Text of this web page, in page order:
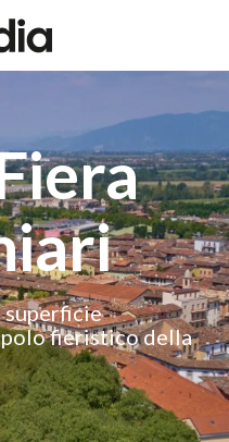
superficie
fieristico della